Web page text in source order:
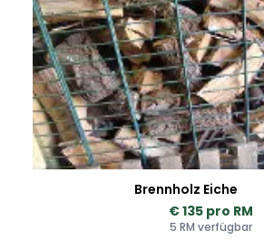
Brennholz Eiche
€ 135 pro RM
5 RM verfügbar